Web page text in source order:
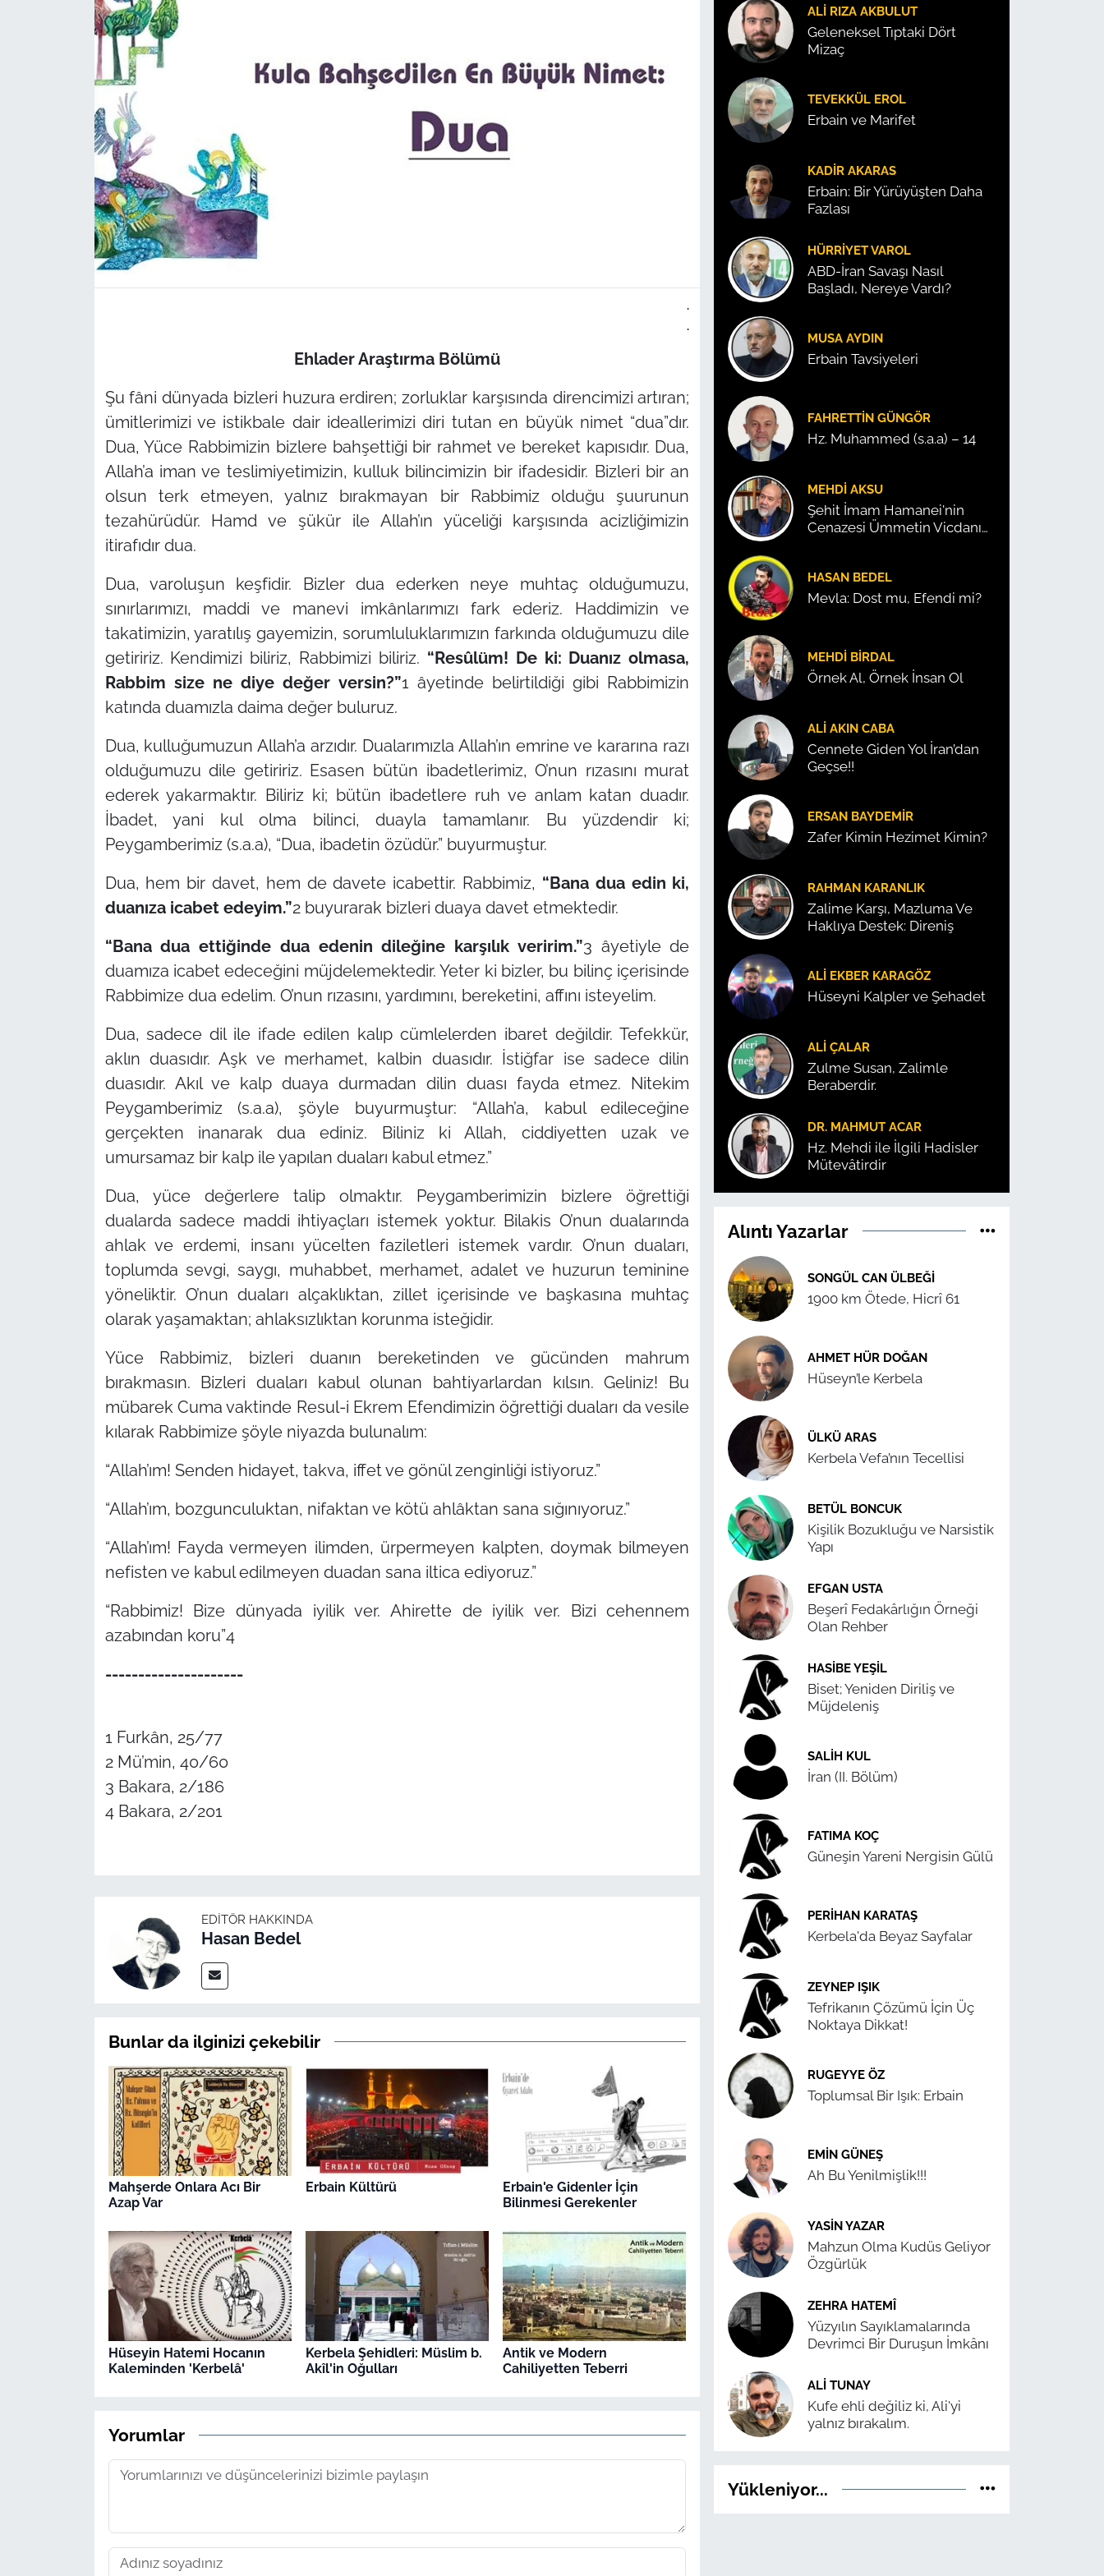
.
.
Ehlader Araştırma Bölümü
Şu fâni dünyada bizleri huzura erdiren; zorluklar karşısında direncimizi artıran;
ümitlerimizi ve istikbale dair ideallerimizi diri tutan en büyük nimet “dua”dır.
Dua, Yüce Rabbimizin bizlere bahşettiği bir rahmet ve bereket kapısıdır. Dua,
Allah’a iman ve teslimiyetimizin, kulluk bilincimizin bir ifadesidir. Bizleri bir an
olsun terk etmeyen, yalnız bırakmayan bir Rabbimiz olduğu şuurunun
tezahürüdür. Hamd ve şükür ile Allah’ın yüceliği karşısında acizliğimizin
itirafıdır dua.
Dua, varoluşun keşfidir. Bizler dua ederken neye muhtaç olduğumuzu,
sınırlarımızı, maddi ve manevi imkânlarımızı fark ederiz. Haddimizin ve
takatimizin, yaratılış gayemizin, sorumluluklarımızın farkında olduğumuzu dile
getiririz. Kendimizi biliriz, Rabbimizi biliriz. “Resûlüm! De ki: Duanız olmasa,
Rabbim size ne diye değer versin?”1 âyetinde belirtildiği gibi Rabbimizin
katında duamızla daima değer buluruz.
Dua, kulluğumuzun Allah’a arzıdır. Dualarımızla Allah’ın emrine ve kararına razı
olduğumuzu dile getiririz. Esasen bütün ibadetlerimiz, O’nun rızasını murat
ederek yakarmaktır. Biliriz ki; bütün ibadetlere ruh ve anlam katan duadır.
İbadet, yani kul olma bilinci, duayla tamamlanır. Bu yüzdendir ki;
Peygamberimiz (s.a.a), “Dua, ibadetin özüdür.” buyurmuştur.
Dua, hem bir davet, hem de davete icabettir. Rabbimiz, “Bana dua edin ki,
duanıza icabet edeyim.”2 buyurarak bizleri duaya davet etmektedir.
“Bana dua ettiğinde dua edenin dileğine karşılık veririm.”3 âyetiyle de
duamıza icabet edeceğini müjdelemektedir. Yeter ki bizler, bu bilinç içerisinde
Rabbimize dua edelim. O’nun rızasını, yardımını, bereketini, affını isteyelim.
Dua, sadece dil ile ifade edilen kalıp cümlelerden ibaret değildir. Tefekkür,
aklın duasıdır. Aşk ve merhamet, kalbin duasıdır. İstiğfar ise sadece dilin
duasıdır. Akıl ve kalp duaya durmadan dilin duası fayda etmez. Nitekim
Peygamberimiz (s.a.a), şöyle buyurmuştur: “Allah’a, kabul edileceğine
gerçekten inanarak dua ediniz. Biliniz ki Allah, ciddiyetten uzak ve
umursamaz bir kalp ile yapılan duaları kabul etmez.”
Dua, yüce değerlere talip olmaktır. Peygamberimizin bizlere öğrettiği
dualarda sadece maddi ihtiyaçları istemek yoktur. Bilakis O’nun dualarında
ahlak ve erdemi, insanı yücelten faziletleri istemek vardır. O’nun duaları,
toplumda sevgi, saygı, muhabbet, merhamet, adalet ve huzurun teminine
yöneliktir. O’nun duaları alçaklıktan, zillet içerisinde ve başkasına muhtaç
olarak yaşamaktan; ahlaksızlıktan korunma isteğidir.
Yüce Rabbimiz, bizleri duanın bereketinden ve gücünden mahrum
bırakmasın. Bizleri duaları kabul olunan bahtiyarlardan kılsın. Geliniz! Bu
mübarek Cuma vaktinde Resul-i Ekrem Efendimizin öğrettiği duaları da vesile
kılarak Rabbimize şöyle niyazda bulunalım:
“Allah’ım! Senden hidayet, takva, iffet ve gönül zenginliği istiyoruz.”
“Allah’ım, bozgunculuktan, nifaktan ve kötü ahlâktan sana sığınıyoruz.”
“Allah’ım! Fayda vermeyen ilimden, ürpermeyen kalpten, doymak bilmeyen
nefisten ve kabul edilmeyen duadan sana iltica ediyoruz.”
“Rabbimiz! Bize dünyada iyilik ver. Ahirette de iyilik ver. Bizi cehennem
azabından koru”4
---------------------
1 Furkân, 25/77
2 Mü’min, 40/60
3 Bakara, 2/186
4 Bakara, 2/201
EDITÖR HAKKINDA
Hasan Bedel
Bunlar da ilginizi çekebilir
Mahşerde Onlara Acı Bir
Azap Var
Erbain Kültürü
Erbain'e Gidenler İçin
Bilinmesi Gerekenler
Hüseyin Hatemi Hocanın
Kaleminden 'Kerbelâ'
Kerbela Şehidleri: Müslim b.
Akîl'in Oğulları
Antik ve Modern
Cahiliyetten Teberri
Yorumlar
ALI RIZA AKBULUT
Geleneksel Tıptaki Dört
Mizaç
TEVEKKÜL EROL
Erbain ve Marifet
KADIR AKARAS
Erbain: Bir Yürüyüşten Daha
Fazlası
HÜRRIYET VAROL
ABD-İran Savaşı Nasıl
Başladı, Nereye Vardı?
MUSA AYDIN
Erbain Tavsiyeleri
FAHRETTIN GÜNGÖR
Hz. Muhammed (s.a.a) – 14
MEHDI AKSU
Şehit İmam Hamanei'nin
Cenazesi Ümmetin Vicdanını
HASAN BEDEL
Mevla: Dost mu, Efendi mi?
MEHDI BIRDAL
Örnek Al, Örnek İnsan Ol
ALI AKIN CABA
Cennete Giden Yol İran’dan
Geçse!!
ERSAN BAYDEMIR
Zafer Kimin Hezimet Kimin?
RAHMAN KARANLIK
Zalime Karşı, Mazluma Ve
Haklıya Destek: Direniş
ALI EKBER KARAGÖZ
Hüseyni Kalpler ve Şehadet
ALI ÇALAR
Zulme Susan, Zalimle
Beraberdir.
DR. MAHMUT ACAR
Hz. Mehdi ile İlgili Hadisler
Mütevâtirdir
Alıntı Yazarlar
SONGÜL CAN ÜLBEĞI
1900 km Ötede, Hicrî 61
AHMET HÜR DOĞAN
Hüseyn’le Kerbela
ÜLKÜ ARAS
Kerbela Vefa’nın Tecellisi
BETÜL BONCUK
Kişilik Bozukluğu ve Narsistik
Yapı
EFGAN USTA
Beşerî Fedakârlığın Örneği
Olan Rehber
HASIBE YEŞIL
Biset; Yeniden Diriliş ve
Müjdeleniş
SALIH KUL
İran (II. Bölüm)
FATIMA KOÇ
Güneşin Yareni Nergisin Gülü
PERIHAN KARATAŞ
Kerbela'da Beyaz Sayfalar
ZEYNEP IŞIK
Tefrikanın Çözümü İçin Üç
Noktaya Dikkat!
RUGEYYE ÖZ
Toplumsal Bir Işık: Erbain
EMIN GÜNEŞ
Ah Bu Yenilmişlik!!!
YASIN YAZAR
Mahzun Olma Kudüs Geliyor
Özgürlük
ZEHRA HATEMÎ
Yüzyılın Sayıklamalarında
Devrimci Bir Duruşun İmkânı
ALI TUNAY
Kufe ehli değiliz ki, Ali'yi
yalnız bırakalım.
Yükleniyor...